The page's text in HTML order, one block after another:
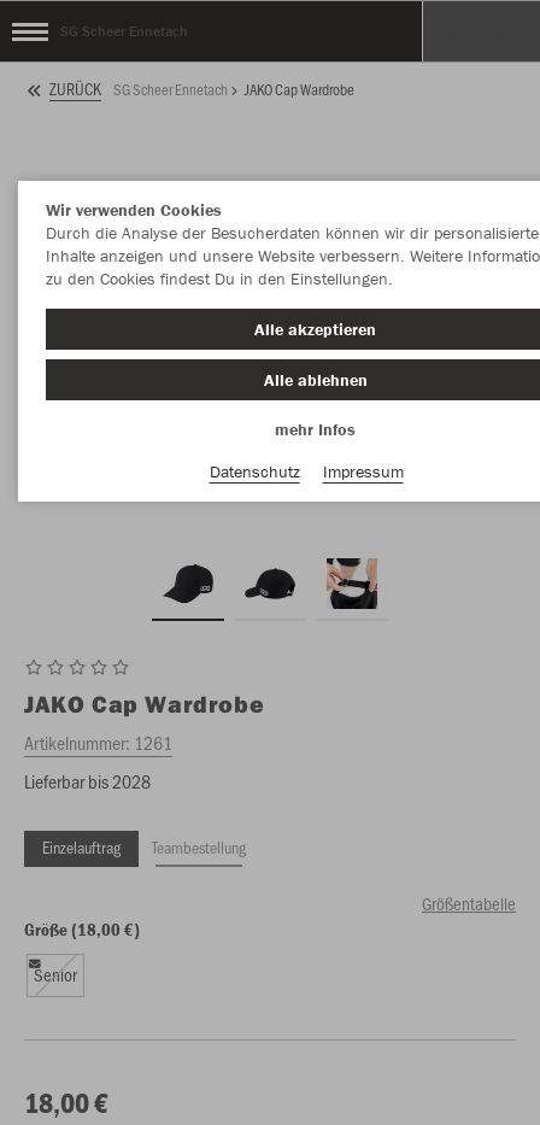
SG Scheer Ennetach
ZURÜCK SG Scheer Ennetach JAKO Cap Wardrobe
JAKO Cap Wardrobe
Artikelnummer: 1261
Lieferbar bis 2028
Einzelauftrag Teambestellung
Größentabelle
Größe (18,00 €)
Senior
18,00 €
Wir verwenden Cookies
Durch die Analyse der Besucherdaten können wir dir personalisierte
Inhalte anzeigen und unsere Website verbessern. Weitere
zu den Cookies findest Du in den Einstellungen.
Alle akzeptieren
Alle ablehnen
mehr Infos
Datenschutz
Impressum